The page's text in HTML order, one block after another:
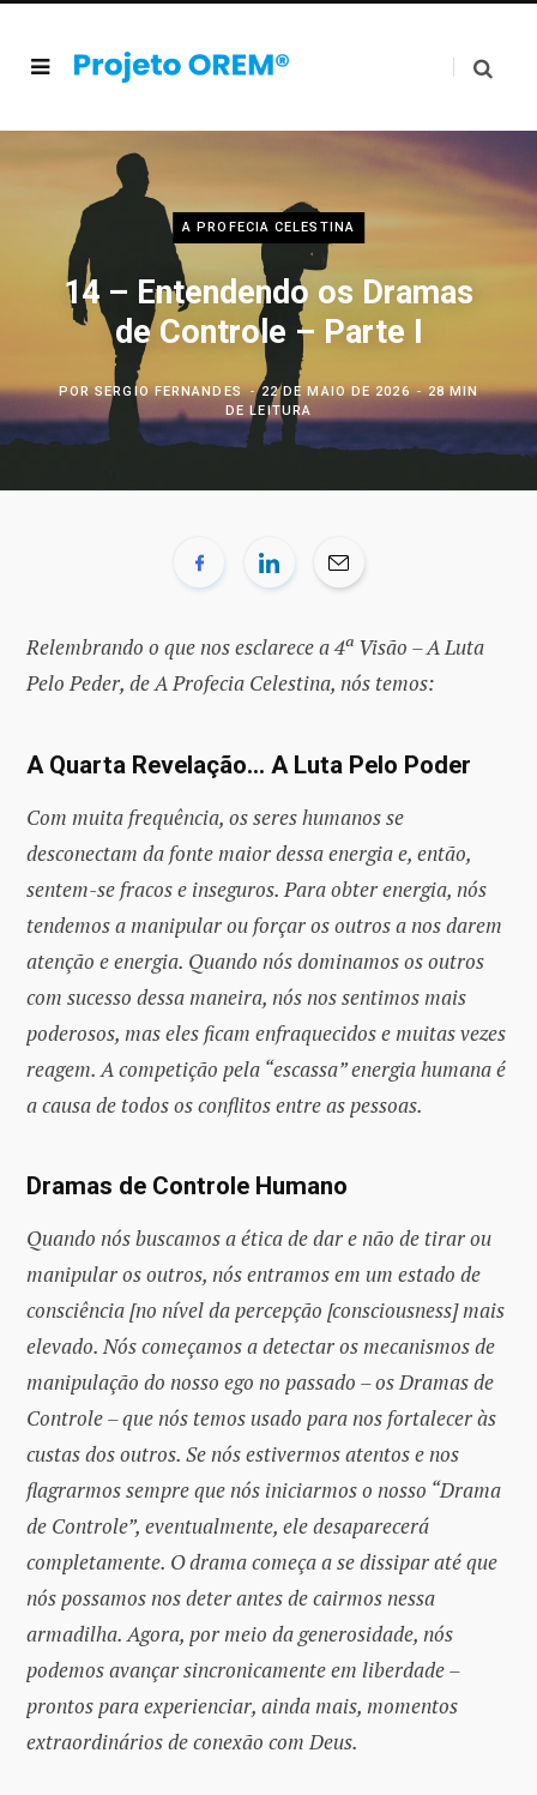
A PROFECIA CELESTINA
14 – Entendendo os Dramas
de Controle – Parte I
PORSERGIO FERNANDES 22 DE MAIO DE 2026
28 MIN
DE LEITURA
Relembrando o que nos esclarece a 4ª Visão – A Luta
Pelo Peder, de A Profecia Celestina, nós temos:
A Quarta Revelação… A Luta Pelo Poder
Com muita frequência, os seres humanos se
desconectam da fonte maior dessa energia e, então,
sentem-se fracos e inseguros. Para obter energia, nós
tendemos a manipular ou forçar os outros a nos darem
atenção e energia. Quando nós dominamos os outros
com sucesso dessa maneira, nós nos sentimos mais
poderosos, mas eles ficam enfraquecidos e muitas vezes
reagem. A competição pela “escassa” energia humana é
a causa de todos os conflitos entre as pessoas.
Dramas de Controle Humano
Quando nós buscamos a ética de dar e não de tirar ou
manipular os outros, nós entramos em um estado de
consciência [no nível da percepção [consciousness] mais
elevado. Nós começamos a detectar os mecanismos de
manipulação do nosso ego no passado – os Dramas de
Controle – que nós temos usado para nos fortalecer às
custas dos outros. Se nós estivermos atentos e nos
flagrarmos sempre que nós iniciarmos o nosso “Drama
de Controle”, eventualmente, ele desaparecerá
completamente. O drama começa a se dissipar até que
nós possamos nos deter antes de cairmos nessa
armadilha. Agora, por meio da generosidade, nós
podemos avançar sincronicamente em liberdade –
prontos para experienciar, ainda mais, momentos
extraordinários de conexão com Deus.